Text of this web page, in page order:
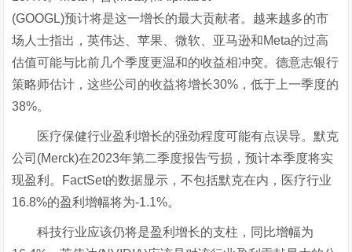
(GOOGL)预计将是这一增长的最大贡献者。越来越多的市
场人士指出，英伟达、苹果、微软、亚马逊和Meta的过高
估值可能与比前几个季度更温和的收益相冲突。德意志银行
策略师估计，这些公司的收益将增长30%，低于上一季度的
38%。
医疗保健行业盈利增长的强劲程度可能有点误导。默克
公司(Merck)在2023年第二季度报告亏损，预计本季度将实
现盈利。FactSet的数据显示，不包括默克在内，医疗行业
16.8%的盈利增幅将为-1.1%。
科技行业应该仍将是盈利增长的支柱，同比增幅为